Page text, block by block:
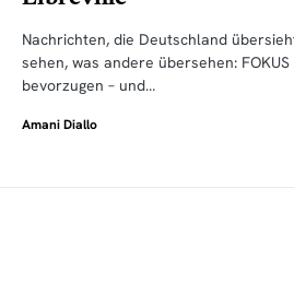
Nachrichten, die Deutschland
sehen, was andere übersehen: FOKUS
bevorzugen – und…
Amani Diallo